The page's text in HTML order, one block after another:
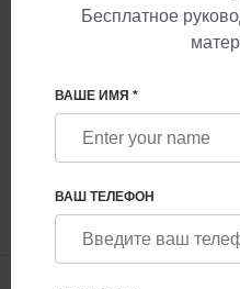
СУРРОГАТНОЕ
ГРЕЦИИ:
СУРРОГАТНОГО
ГРЕЦИИ
Бесплатное
ВАШЕ ИМЯ *
ВАШ ТЕЛЕФОН